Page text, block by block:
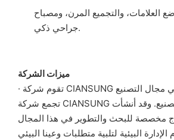
العلامات، والتجميع المرن، ومصباح
جراحي ذكي.
ميزات الشركة
تجمع شركة CIANSUNG بشكل متكامل بين أحدث التقنيات المستوردة وقاعدة الإنتاج المحلية لإنتاج روبوتات تعاونية عالية الكفاءة في مجال التصنيع. وقد أنشأت CIANSUNG قواعد واسعة النطاق للروبوتات